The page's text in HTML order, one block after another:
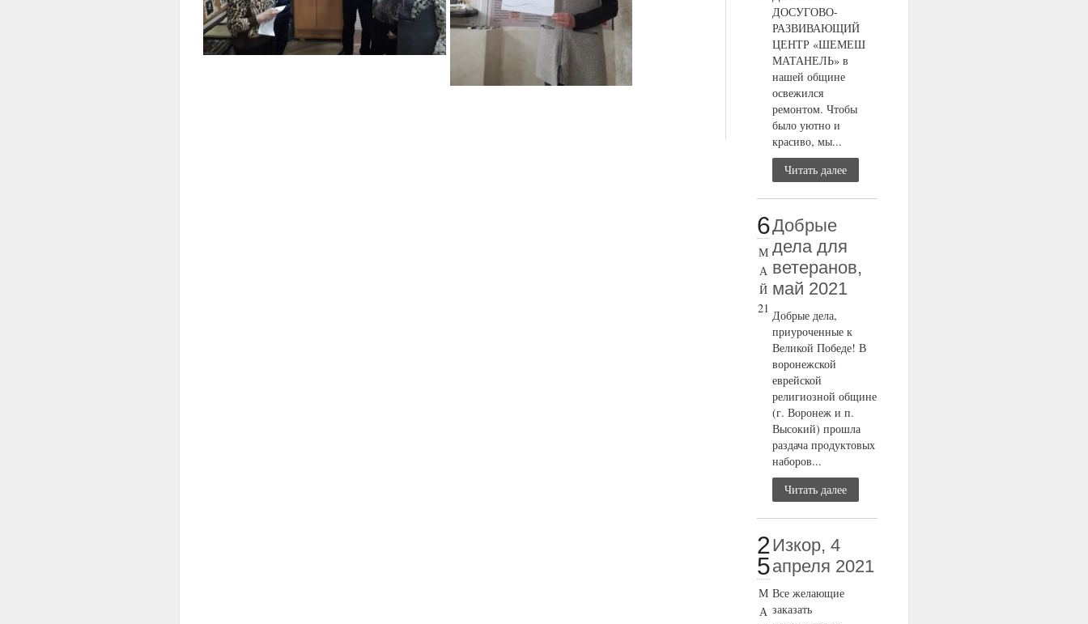
ДОСУГОВО-
РАЗВИВАЮЩИЙ
ЦЕНТР «ШЕМЕШ
МАТАНЕЛЬ» в
нашей общине
освежился
ремонтом. Чтобы
было уютно и
красиво, мы...
Читать далее
6
М
А
Й
21
Добрые
дела для
ветеранов,
май 2021
Добрые дела,
приуроченные к
Великой Победе! В
воронежской
еврейской
религиозной общине
(г. Воронеж и п.
Высокий) прошла
раздача продуктовых
наборов...
Читать далее
2
5
М
А
Изкор, 4
апреля 2021
Все желающие
заказать